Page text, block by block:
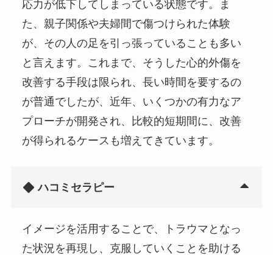
応力が低下してしまっている状態です。ま
た、親子関係や夫婦間で傷つけられた体験
が、その人の足を引っ張っていることも多い
と言えます。これまで、そうした心的外傷を
改善する手段は限られ、長い時間を要するの
が普通でしたが、近年、いくつかの有力なア
プローチが開発され、比較的短期間に、改善
が得られるケースも増えてきています。
ハコミセラピー
イメージを活用することで、トラウマとなっ
た状況を再現し、克服していくことを助ける